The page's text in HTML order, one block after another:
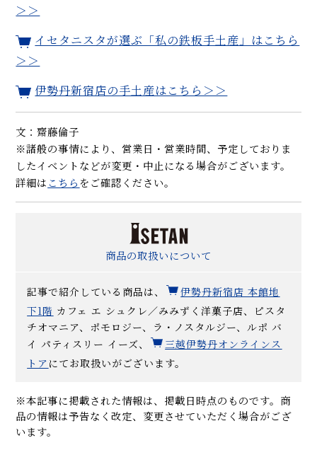
＞＞
イセタニスタが選ぶ「私の鉄板手土産」はこちら
＞＞
伊勢丹新宿店の手土産はこちら＞＞
文：齋藤倫子
※諸般の事情により、営業日・営業時間、予定しておりま
したイベントなどが変更・中止になる場合がございます。
詳細は こちら をご確認ください。
商品の取扱いについて
記事で紹介している商品は、
伊勢丹新宿店 本館地
下1階 カフェ エ シュクレ／みみずく洋菓子店、ピスタ
チオマニア、ポモロジー、ラ・ノスタルジー、ルポ バ
イ パティスリー イーズ、
三越伊勢丹オンラインス
トア にてお取扱いがございます。
※本記事に掲載された情報は、掲載日時点のものです。商
品の情報は予告なく改定、変更させていただく場合がござ
います。